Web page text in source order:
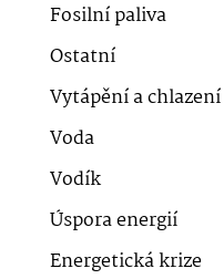
Fosilní paliva
Ostatní
Vytápění a chlazení
Voda
Vodík
Úspora energií
Energetická krize